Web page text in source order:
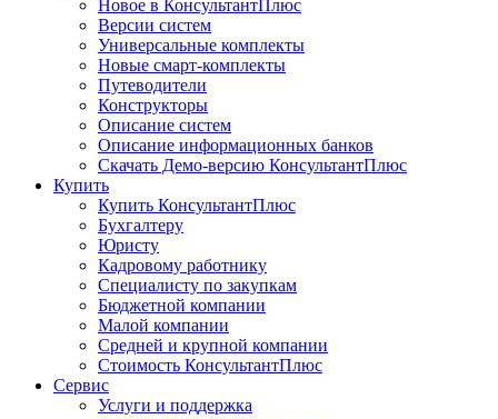
Новое в КонсультантПлюс
Версии систем
Универсальные комплекты
Новые смарт-комплекты
Путеводители
Конструкторы
Описание систем
Описание информационных банков
Скачать Демо-версию КонсультантПлюс
Купить
Купить КонсультантПлюс
Бухгалтеру
Юристу
Кадровому работнику
Специалисту по закупкам
Бюджетной компании
Малой компании
Средней и крупной компании
Стоимость КонсультантПлюс
Сервис
Услуги и поддержка